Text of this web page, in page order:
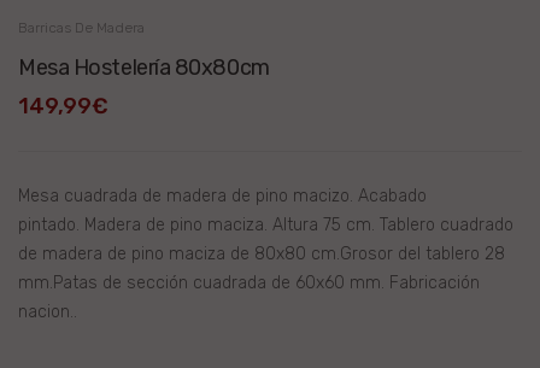
Barricas De Madera
Mesa Hostelería 80x80cm
149,99€
Mesa cuadrada de madera de pino macizo. Acabado
pintado. Madera de pino maciza. Altura 75 cm. Tablero cuadrado
de madera de pino maciza de 80x80 cm.Grosor del tablero 28
mm.Patas de sección cuadrada de 60x60 mm. Fabricación
nacion..